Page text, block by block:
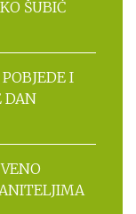
ŠUBIĆ
I
DAN